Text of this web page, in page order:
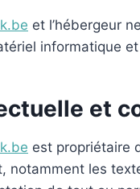
et l’hébergeur
informatique
et
est propriétaire
notamment les